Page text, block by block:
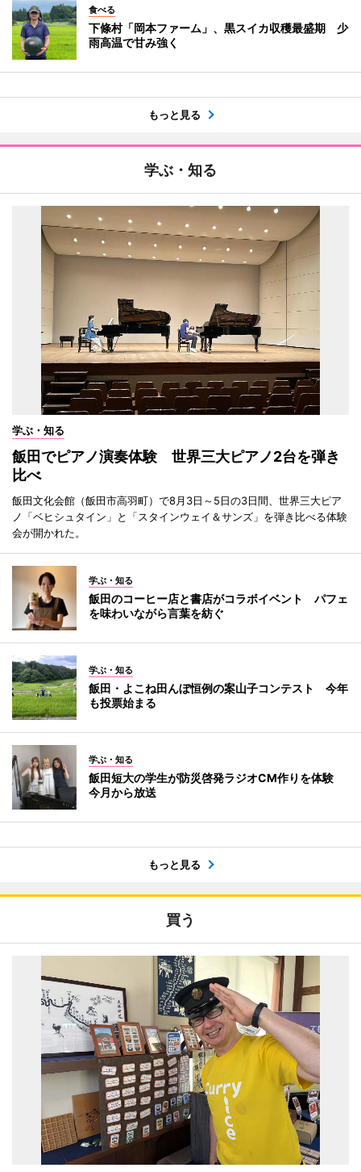
食べる
下條村「岡本ファーム」、黒スイカ収穫最盛期 少
雨高温で甘み強く
もっと見る
学ぶ・知る
学ぶ・知る
飯田でピアノ演奏体験 世界三大ピアノ2台を弾き
比べ
飯田文化会館（飯田市高羽町）で8月3日～5日の3日間、世界三大ピア
ノ「ベヒシュタイン」と「スタインウェイ＆サンズ」を弾き比べる体験
会が開かれた。
学ぶ・知る
飯田のコーヒー店と書店がコラボイベント パフェ
を味わいながら言葉を紡ぐ
学ぶ・知る
飯田・よこね田んぼ恒例の案山子コンテスト 今年
も投票始まる
学ぶ・知る
飯田短大の学生が防災啓発ラジオCM作りを体験
今月から放送
もっと見る
買う